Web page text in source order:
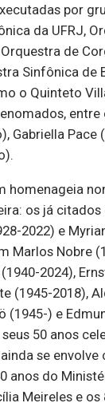
por
da UFRJ,
Orquestra de
Sinfônica de
o Quinteto
entre
Gabriella Pace
homenageia
os já
2022) e
Marlos Nobre
2024),
(1945-2018),
(1945-) e
50 anos
se
anos do
Meireles e os